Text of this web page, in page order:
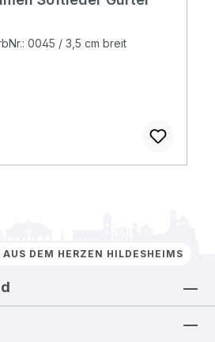
0045 / 3,5 cm breit
DEM HERZEN HILDESHEIMS